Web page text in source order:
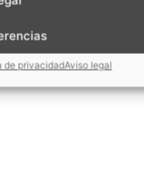
de privacidadAviso legal